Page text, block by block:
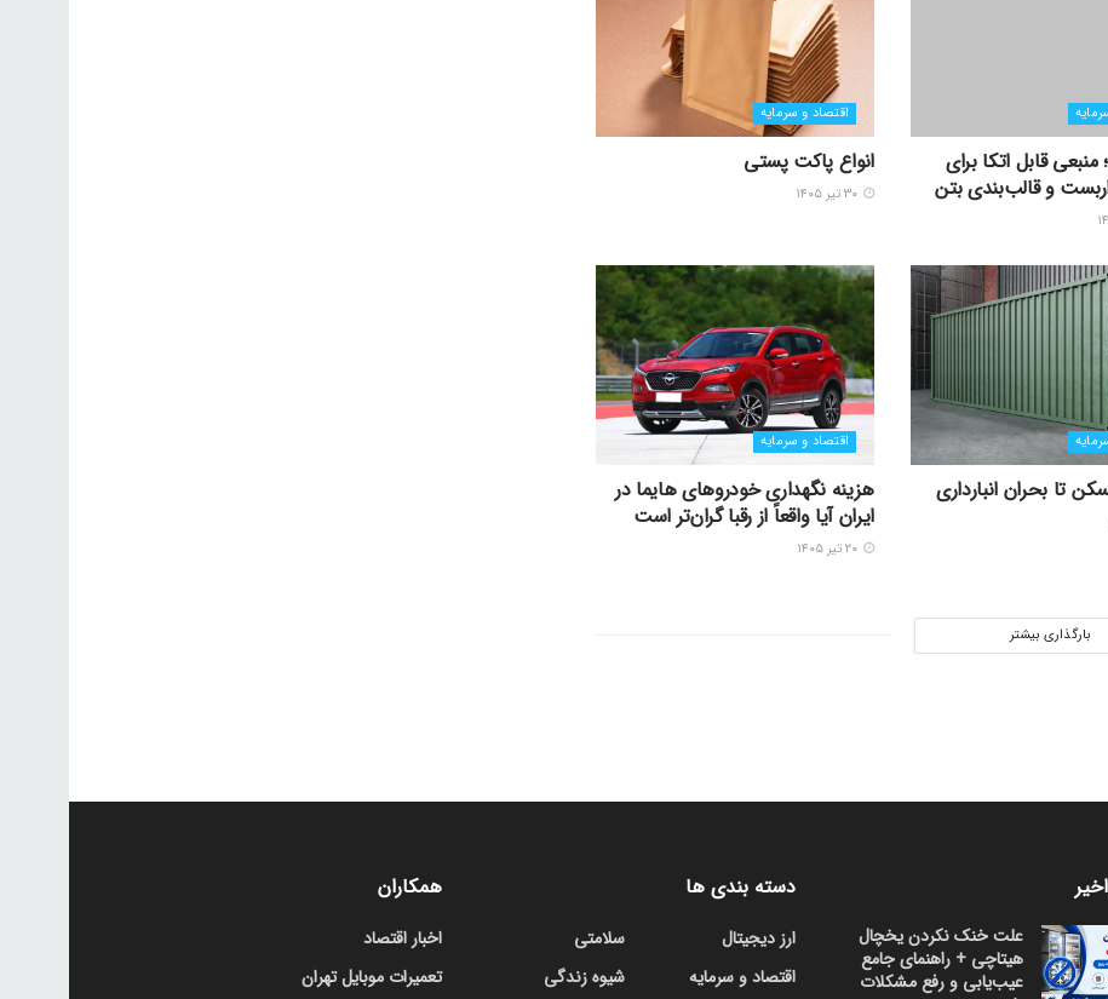
قابل اتکا برای
و قالب‌بندی بتن
اقتصاد و سرمایه
انواع پاکت پستی
تا بحران انبارداری
اقتصاد و سرمایه
هزینه نگهداری خودروهای هایما در
ایران آیا واقعاً از رقبا گران‌تر است
بارگذاری بیشتر
علت خنک نکردن یخچال
هیتاچی + راهنمای جامع
عیب‌یابی و رفع مشکلات
دسته بندی ها
ارز دیجیتال
اقتصاد و سرمایه
سلامتی
شیوه زندگی
همکاران
اخبار اقتصاد
تعمیرات موبایل تهران